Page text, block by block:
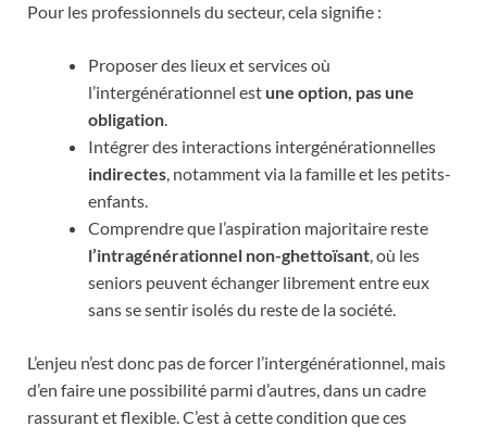
Pour les professionnels du secteur, cela signifie :
Proposer des lieux et services où
l’intergénérationnel est une option, pas une
obligation.
Intégrer des interactions intergénérationnelles
indirectes, notamment via la famille et les petits-
enfants.
Comprendre que l’aspiration majoritaire reste
l’intragénérationnel non-ghettoïsant, où les
seniors peuvent échanger librement entre eux
sans se sentir isolés du reste de la société.
L’enjeu n’est donc pas de forcer l’intergénérationnel, mais
d’en faire une possibilité parmi d’autres, dans un cadre
rassurant et flexible. C’est à cette condition que ces